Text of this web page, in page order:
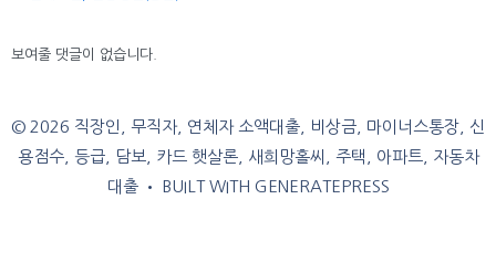
보여줄 댓글이 없습니다.
© 2026 직장인, 무직자, 연체자 소액대출, 비상금, 마이너스통장, 신
용점수, 등급, 담보, 카드 햇살론, 새희망홀씨, 주택, 아파트, 자동차
대출• BUILT WITH GENERATEPRESS